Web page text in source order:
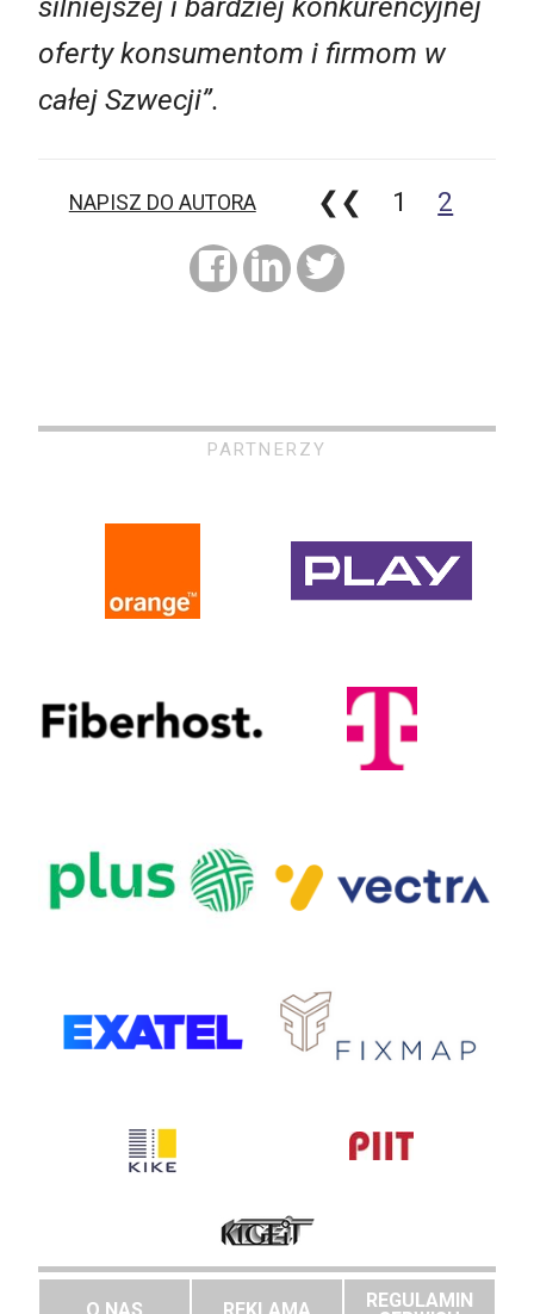
oferty konsumentom i firmom w
całej Szwecji”.
NAPISZ DO AUTORA ❮❮ 1 2
PARTNERZY
REGULAMIN